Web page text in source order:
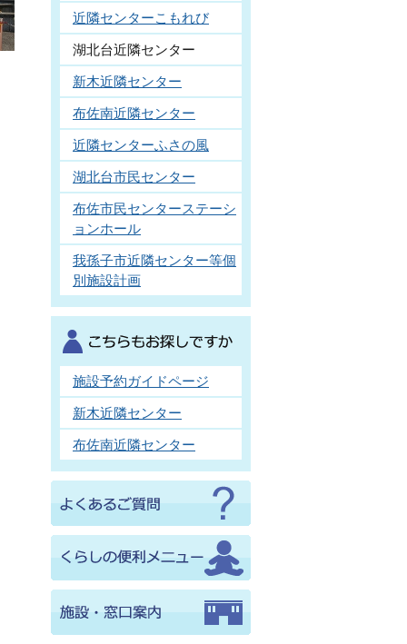
近隣センターこもれび
湖北台近隣センター
新木近隣センター
布佐南近隣センター
近隣センターふさの風
湖北台市民センター
布佐市民センターステーシ
ョンホール
我孫子市近隣センター等個
別施設計画
施設予約ガイドページ
新木近隣センター
布佐南近隣センター